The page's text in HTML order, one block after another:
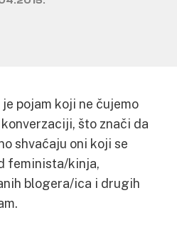
pojam koji ne čujemo
što znači da
shvaćaju oni koji se
feminista/kinja,
blogera/ica i drugih